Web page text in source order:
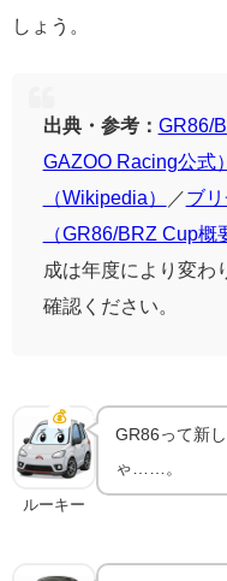
しょう。
出典・参考： GR86/
GAZOO Racing公式）
（Wikipedia）
／ブ
（GR86/BRZ Cup概
成は年度により変わ
確認ください。
💰 中古相場
GR86は今い
ルーキー
GR86って新
ゃ……。